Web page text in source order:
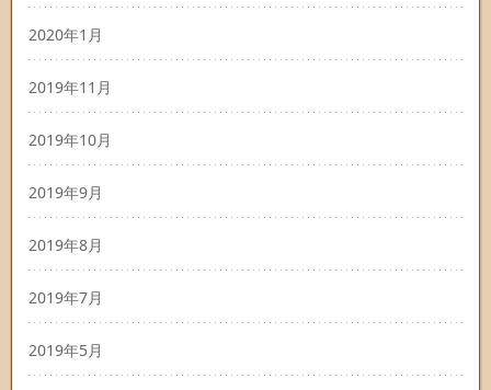
2020年1月
2019年11月
2019年10月
2019年9月
2019年8月
2019年7月
2019年5月